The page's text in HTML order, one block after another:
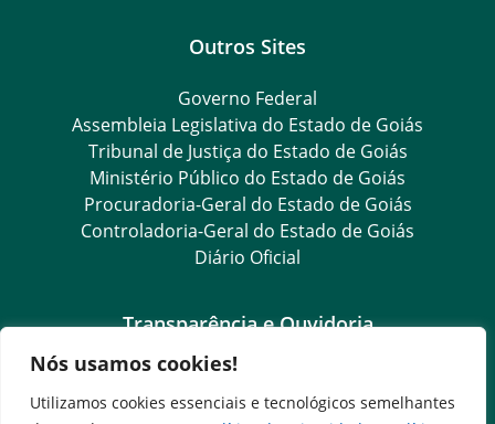
Nós usamos cookies!
Utilizamos cookies essenciais e tecnológicos semelhantes
Outros Sites
Governo Federal
Assembleia Legislativa do Estado de Goiás
Tribunal de Justiça do Estado de Goiás
Ministério Público do Estado de Goiás
Procuradoria-Geral do Estado de Goiás
Controladoria-Geral do Estado de Goiás
Diário Oficial
Transparência e Ouvidoria
LGPD
Goiás Transparência